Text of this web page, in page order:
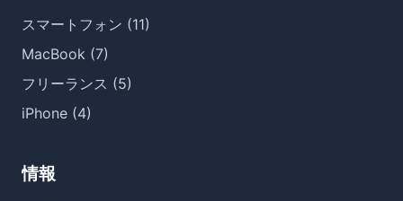
スマートフォン (11)
MacBook (7)
フリーランス (5)
iPhone (4)
情報